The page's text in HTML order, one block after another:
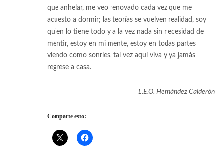
que anhelar, me veo renovado cada vez que me
acuesto a dormir; las teorías se vuelven realidad, soy
quien lo tiene todo y a la vez nada sin necesidad de
mentir, estoy en mi mente, estoy en todas partes
viendo como sonríes, tal vez aquí viva y ya jamás
regrese a casa.
L.E.O. Hernández Calderón
Comparte esto: